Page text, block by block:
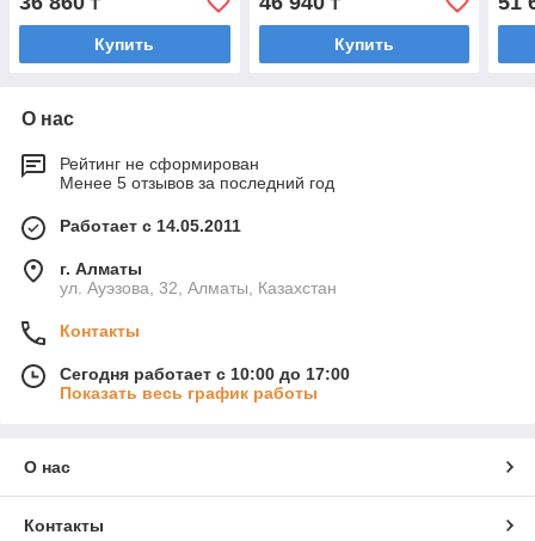
Купить Купить
О нас
Рейтинг не сформирован
Менее 5 отзывов за последний год
Работает с 14.05.2011
г. Алматы
ул. Ауэзова, 32, Алматы, Казахстан
Контакты
Сегодня работает с 10:00 до 17:00
Показать весь график работы
О нас
Контакты